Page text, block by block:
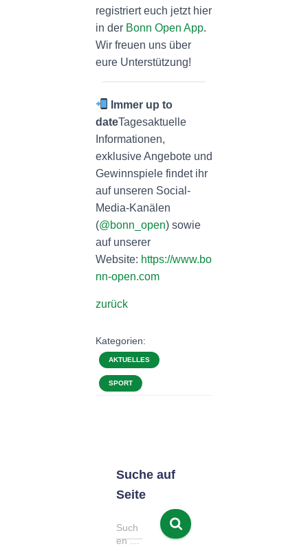
registriert euch jetzt hier
in der Bonn Open App.
Wir freuen uns über
eure Unterstützung!
Immer up to
dateTagesaktuelle
Informationen,
exklusive Angebote und
Gewinnspiele findet ihr
auf unseren Social-
Media-Kanälen
(@bonn_open) sowie
auf unserer
Website: https://www.bo
nn-open.com
zurück
Kategorien:
AKTUELLES
SPORT
Suche auf
Seite
S
u
Such
en …